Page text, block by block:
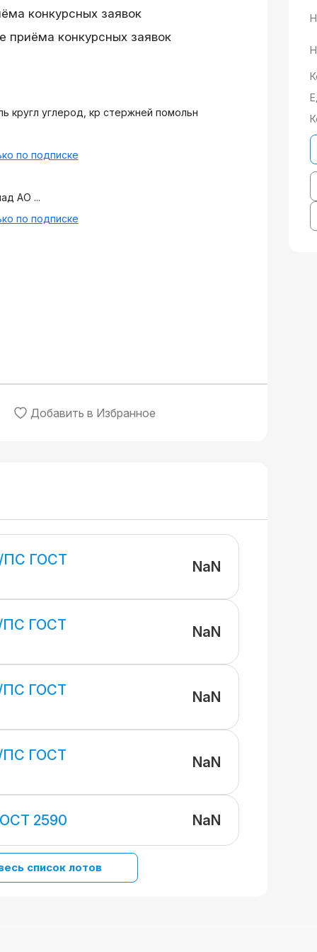
конкурсных заявок
приёма конкурсных заявок
кругл углерод, кр стержней помольн
по подписке
АО ...
по подписке
Добавить в Избранное
ПС ГОСТ NaN
ПС ГОСТ NaN
ПС ГОСТ NaN
ПС ГОСТ NaN
2590 NaN
список лотов